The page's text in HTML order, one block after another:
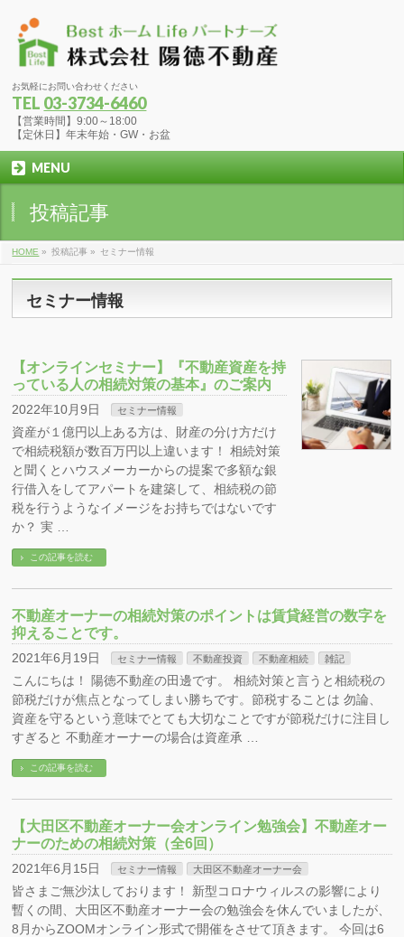
お気軽にお問い合わせください
TEL 03-3734-6460
【営業時間】9:00～18:00
【定休日】年末年始・GW・お盆
MENU
投稿記事
HOME » 投稿記事 » セミナー情報
セミナー情報
【オンラインセミナー】『不動産資産を持
っている人の相続対策の基本』のご案内
2022年10月9日 セミナー情報
資産が１億円以上ある方は、財産の分け方だけ
で相続税額が数百万円以上違います！ 相続対策
と聞くとハウスメーカーからの提案で多額な銀
行借入をしてアパートを建築して、相続税の節
税を行うようなイメージをお持ちではないです
か？ 実 …
この記事を読む
不動産オーナーの相続対策のポイントは賃貸経営の数字を
抑えることです。
2021年6月19日 セミナー情報 不動産投資 不動産相続 雑記
こんにちは！ 陽徳不動産の田邊です。 相続対策と言うと相続税の
節税だけが焦点となってしまい勝ちです。節税することは 勿論、
資産を守るという意味でとても大切なことですが節税だけに注目し
すぎると 不動産オーナーの場合は資産承 …
この記事を読む
【大田区不動産オーナー会オンライン勉強会】不動産オー
ナーのための相続対策（全6回）
2021年6月15日 セミナー情報 大田区不動産オーナー会
皆さまご無沙汰しております！ 新型コロナウィルスの影響により
暫くの間、大田区不動産オーナー会の勉強会を休んでいましたが、
8月からZOOMオンライン形式で開催をさせて頂きます。 今回は6